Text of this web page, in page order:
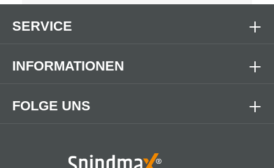
FOLGE UNS
SERVICE
INFORMATIONEN